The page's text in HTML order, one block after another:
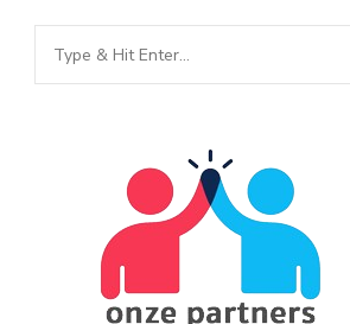
Looking
for